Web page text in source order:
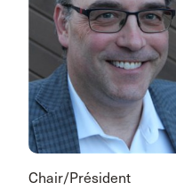
Chair/Président